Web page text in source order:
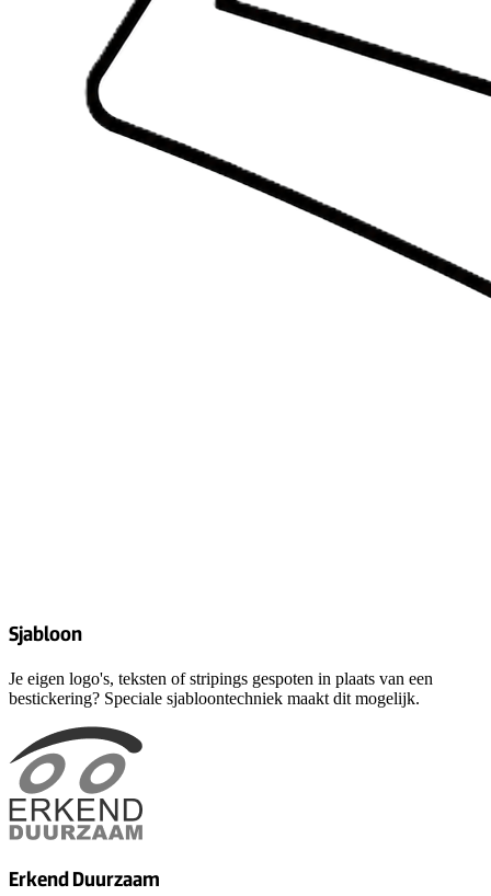
Sjabloon
Je eigen logo's, teksten of stripings gespoten in plaats van een
bestickering? Speciale sjabloontechniek maakt dit mogelijk.
Erkend Duurzaam